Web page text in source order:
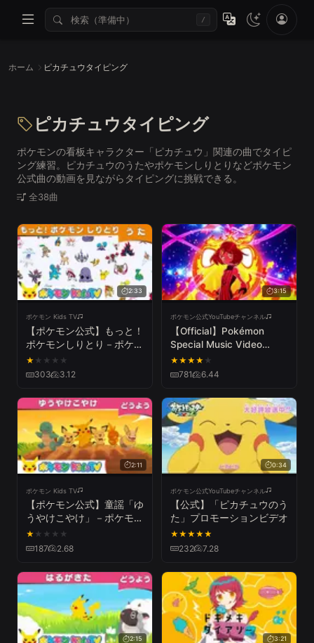
/
ホーム ピカチュウタイピング
ピカチュウタイピング
ポケモンの看板キャラクター「ピカチュウ」関連の曲でタイピ
ング練習。ピカチュウのうたやポケモンしりとりなどポケモン
公式曲の動画を見ながらタイピングに挑戦できる。
全38曲
2:33
ポケモン Kids TV
【ポケモン公式】もっと！
ポケモンしりとり－ポケモ
ン Kids TV【こどものう
た】
★ ★ ★ ★ ★
303 3.12
3:15
ポケモン公式YouTubeチャンネル
【Official】Pokémon
Special Music Video
「GOTCHA！」 | BUMP
OF CHICKEN - Acacia
★★★★ ★
781 6.44
2:11
ポケモン Kids TV
【ポケモン公式】童謡「ゆ
うやけこやけ」－ポケモン
Kids TV【こどものうた】
★ ★ ★ ★ ★
187 2.68
0:34
ポケモン公式YouTubeチャンネル
【公式】「ピカチュウのう
た」プロモーションビデオ
★★★★★
232 7.28
2:15 3:21